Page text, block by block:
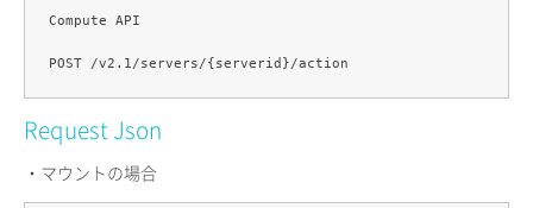
Compute API
Request Json
・マウントの場合